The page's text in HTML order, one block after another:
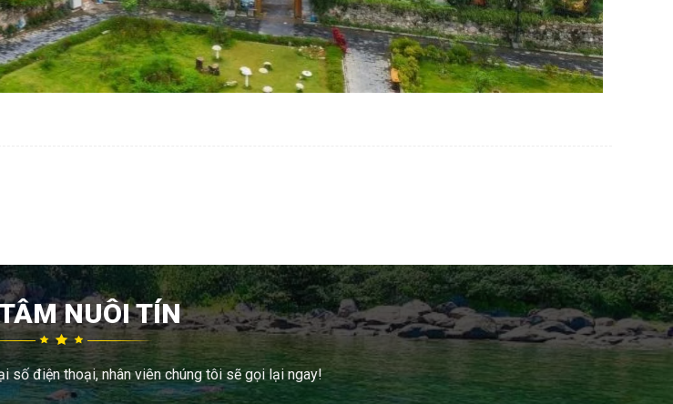
NUÔI TÍN
số điện thoại, nhân viên chúng tôi sẽ gọi lại ngay!